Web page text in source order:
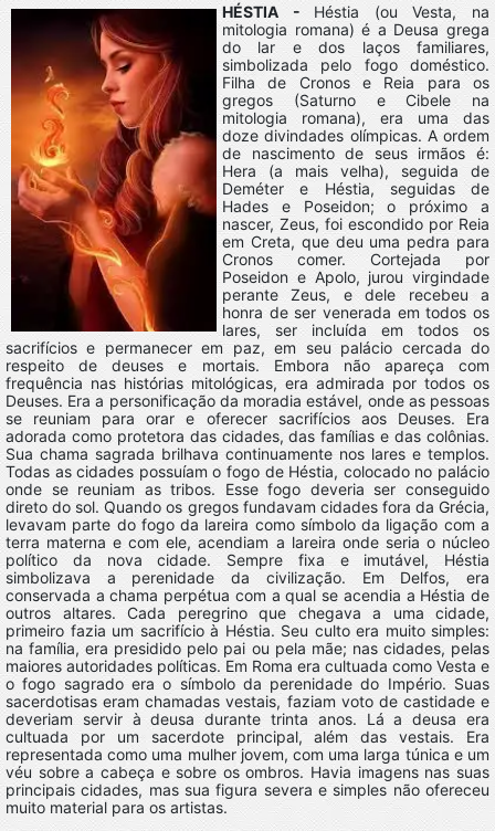
HÉSTIA - Héstia (ou Vesta, na
mitologia romana) é a Deusa grega
do lar e dos laços familiares,
simbolizada pelo fogo doméstico.
Filha de Cronos e Reia para os
gregos (Saturno e Cibele na
mitologia romana), era uma das
doze divindades olímpicas. A ordem
de nascimento de seus irmãos é:
Hera (a mais velha), seguida de
Deméter e Héstia, seguidas de
Hades e Poseidon; o próximo a
nascer, Zeus, foi escondido por Reia
em Creta, que deu uma pedra para
Cronos comer. Cortejada por
Poseidon e Apolo, jurou virgindade
perante Zeus, e dele recebeu a
honra de ser venerada em todos os
lares, ser incluída em todos os
sacrifícios e permanecer em paz, em seu palácio cercada do
respeito de deuses e mortais. Embora não apareça com
frequência nas histórias mitológicas, era admirada por todos os
Deuses. Era a personificação da moradia estável, onde as pessoas
se reuniam para orar e oferecer sacrifícios aos Deuses. Era
adorada como protetora das cidades, das famílias e das colônias.
Sua chama sagrada brilhava continuamente nos lares e templos.
Todas as cidades possuíam o fogo de Héstia, colocado no palácio
onde se reuniam as tribos. Esse fogo deveria ser conseguido
direto do sol. Quando os gregos fundavam cidades fora da Grécia,
levavam parte do fogo da lareira como símbolo da ligação com a
terra materna e com ele, acendiam a lareira onde seria o núcleo
político da nova cidade. Sempre fixa e imutável, Héstia
simbolizava a perenidade da civilização. Em Delfos, era
conservada a chama perpétua com a qual se acendia a Héstia de
outros altares. Cada peregrino que chegava a uma cidade,
primeiro fazia um sacrifício à Héstia. Seu culto era muito simples:
na família, era presidido pelo pai ou pela mãe; nas cidades, pelas
maiores autoridades políticas. Em Roma era cultuada como Vesta e
o fogo sagrado era o símbolo da perenidade do Império. Suas
sacerdotisas eram chamadas vestais, faziam voto de castidade e
deveriam servir à deusa durante trinta anos. Lá a deusa era
cultuada por um sacerdote principal, além das vestais. Era
representada como uma mulher jovem, com uma larga túnica e um
véu sobre a cabeça e sobre os ombros. Havia imagens nas suas
principais cidades, mas sua figura severa e simples não ofereceu
muito material para os artistas.